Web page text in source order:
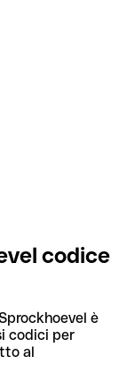
codice
è
codici per
al